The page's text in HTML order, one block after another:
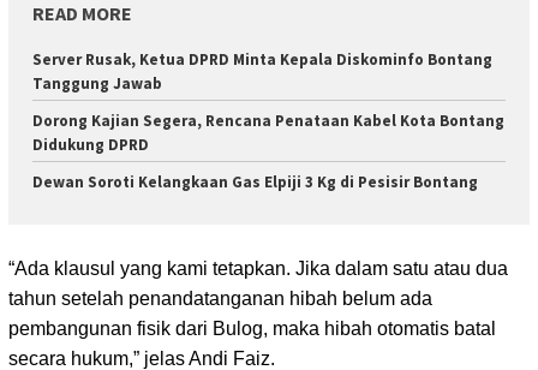
READ MORE
Server Rusak, Ketua DPRD Minta Kepala Diskominfo Bontang
Tanggung Jawab
Dorong Kajian Segera, Rencana Penataan Kabel Kota Bontang
Didukung DPRD
Dewan Soroti Kelangkaan Gas Elpiji 3 Kg di Pesisir Bontang
“Ada klausul yang kami tetapkan. Jika dalam satu atau dua
tahun setelah penandatanganan hibah belum ada
pembangunan fisik dari Bulog, maka hibah otomatis batal
secara hukum,” jelas Andi Faiz.